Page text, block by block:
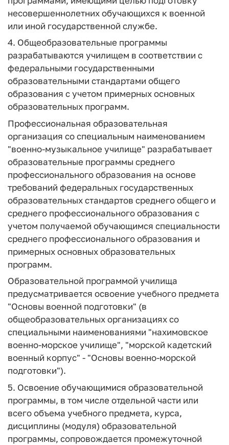
несовершеннолетних обучающихся к военной
или иной государственной службе.
4. Общеобразовательные программы
разрабатываются училищем в соответствии с
федеральными государственными
образовательными стандартами общего
образования с учетом примерных основных
образовательных программ.
Профессиональная образовательная
организация со специальным наименованием
"военно-музыкальное училище" разрабатывает
образовательные программы среднего
профессионального образования на основе
требований федеральных государственных
образовательных стандартов среднего общего и
среднего профессионального образования с
учетом получаемой обучающимся специальности
среднего профессионального образования и
примерных основных образовательных
программ.
Образовательной программой училища
предусматривается освоение учебного предмета
"Основы военной подготовки" (в
общеобразовательных организациях со
специальными наименованиями "нахимовское
военно-морское училище", "морской кадетский
военный корпус" - "Основы военно-морской
подготовки").
5. Освоение обучающимися образовательной
программы, в том числе отдельной части или
всего объема учебного предмета, курса,
дисциплины (модуля) образовательной
программы, сопровождается промежуточной